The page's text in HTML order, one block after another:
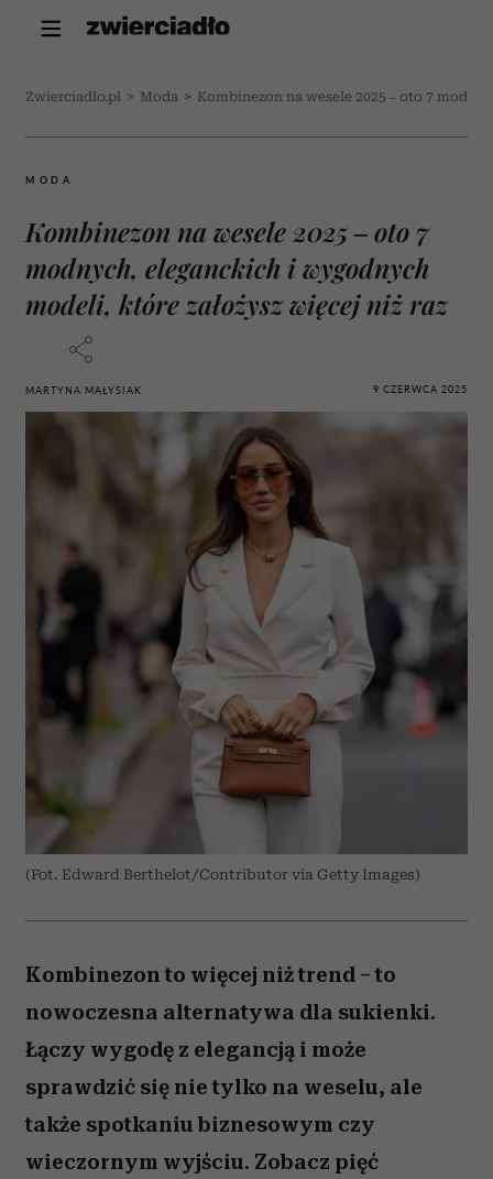
Zwierciadlo.pl > Moda > Kombinezon na wesele 2025 – oto 7
MODA
Kombinezon na wesele 2025 – oto 7
modnych, eleganckich i wygodnych
modeli, które założysz więcej niż raz
MARTYNA MAŁYSIAK 9 CZERWCA 2025
(Fot. Edward Berthelot/Contributor via Getty Images)
Kombinezon to więcej niż trend – to
nowoczesna alternatywa dla sukienki.
Łączy wygodę z elegancją i może
sprawdzić się nie tylko na weselu, ale
także spotkaniu biznesowym czy
wieczornym wyjściu. Zobacz pięć